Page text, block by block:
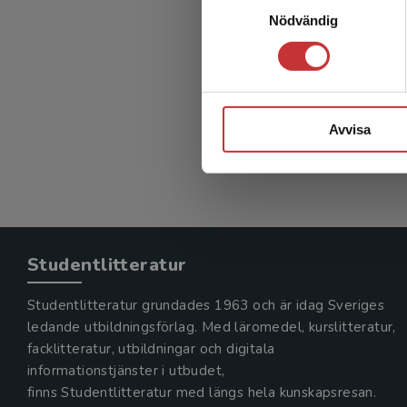
Nödvändig
Avvisa
Studentlitteratur
Studentlitteratur grundades 1963 och är idag Sveriges
ledande utbildningsförlag. Med läromedel, kurslitteratur,
facklitteratur, utbildningar och digitala
informationstjänster i utbudet,
finns Studentlitteratur med längs hela kunskapsresan.